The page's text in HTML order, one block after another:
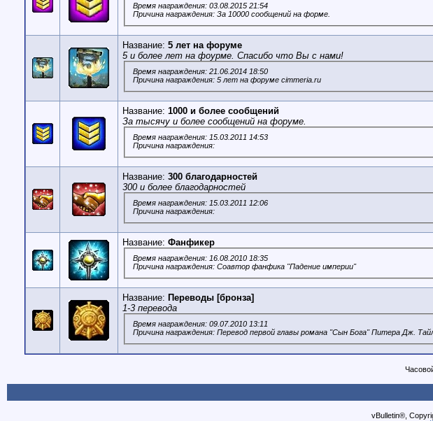
Время награждения: 03.08.2015 21:54
Причина награждения: За 10000 сообщений на форме.
Название: 5 лет на форуме
5 и более лет на фоурме. Спасибо что Вы с нами!
Время награждения: 21.06.2014 18:50
Причина награждения: 5 лет на форуме cimmeria.ru
Название: 1000 и более сообщений
За тысячу и более сообщений на форуме.
Время награждения: 15.03.2011 14:53
Причина награждения:
Название: 300 благодарностей
300 и более благодарностей
Время награждения: 15.03.2011 12:06
Причина награждения:
Название: Фанфикер
Время награждения: 16.08.2010 18:35
Причина награждения: Соавтор фанфика "Падение империи"
Название: Переводы [бронза]
1-3 перевода
Время награждения: 09.07.2010 13:11
Причина награждения: Перевод первой главы романа "Сын Бога" Питера Дж.
vBulletin®,